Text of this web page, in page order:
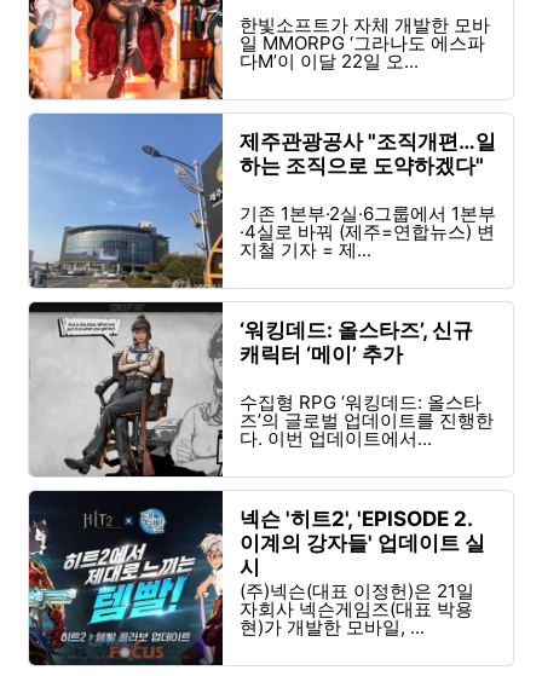
한빛소프트가 자체 개발한 모바
일 MMORPG ‘그라나도 에스파
다M’이 이달 22일 오...
제주관광공사 "조직개편…일
하는 조직으로 도약하겠다"
기존 1본부·2실·6그룹에서 1본부
·4실로 바꿔 (제주=연합뉴스) 변
지철 기자 = 제...
‘워킹데드: 올스타즈’, 신규
캐릭터 ‘메이’ 추가
수집형 RPG ‘워킹데드: 올스타
즈’의 글로벌 업데이트를 진행한
다. 이번 업데이트에서...
넥슨 '히트2', 'EPISODE 2.
이계의 강자들' 업데이트 실
시
(주)넥슨(대표 이정헌)은 21일
자회사 넥슨게임즈(대표 박용
현)가 개발한 모바일, ...